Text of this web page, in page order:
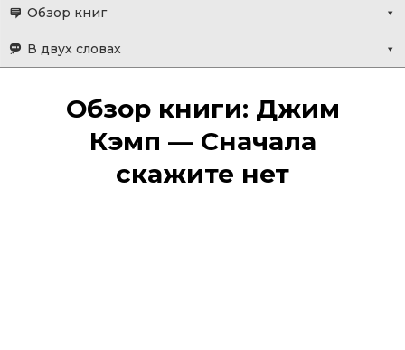
Обзор книг
В двух словах
Обзор книги: Джим
Кэмп — Сначала
скажите нет